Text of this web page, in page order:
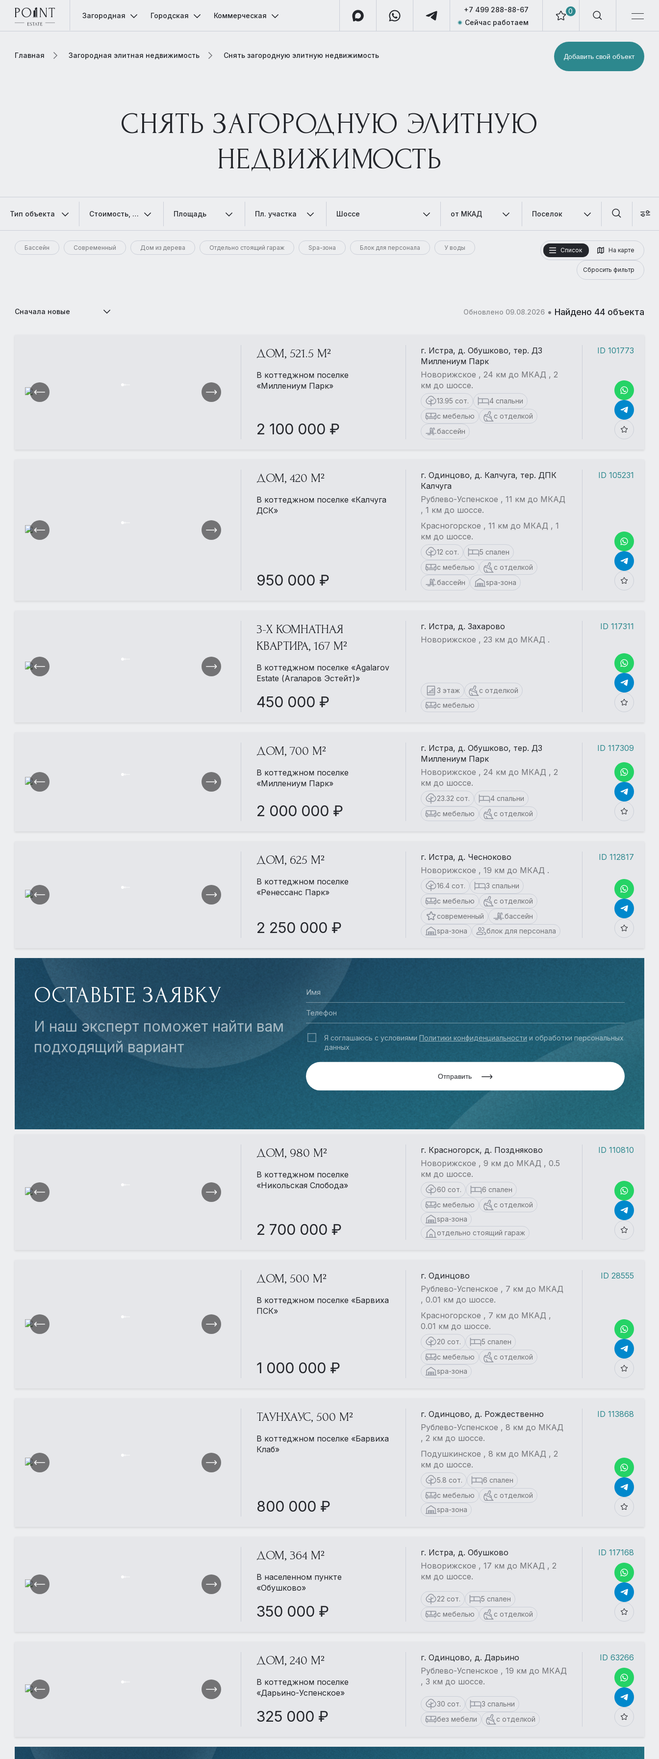
0
+7 499 288-88-67
Сейчас работаем
Загородная Городская Коммерческая
Главная Загородная элитная недвижимость Снять загородную элитную недвижимость Добавить свой объект
СНЯТЬ ЗАГОРОДНУЮ ЭЛИТНУЮ
НЕДВИЖИМОСТЬ
Тип объекта Стоимость, мес. Площадь Пл. участка Шоссе от МКАД Поселок
Бассейн Современный Дом из дерева Отдельно стоящий гараж Spa-зона Блок для персонала У воды Список На карте
Сбросить фильтр
Сначала новые Обновлено 09.08.2026 • Найдено 44 объекта
ДОМ, 521.5 М²
В коттеджном поселке
«Миллениум Парк»
2 100 000 ₽
г. Истра, д. Обушково, тер. ДЗ
Миллениум Парк
Новорижское , 24 км до МКАД , 2
км до шоссе.
13.95 сот.
4 спальни
с мебелью
с отделкой
бассейн
ID 101773
ДОМ, 420 М²
В коттеджном поселке «Калчуга
ДСК»
950 000 ₽
г. Одинцово, д. Калчуга, тер. ДПК
Калчуга
Рублево-Успенское , 11 км до МКАД
, 1 км до шоссе.
Красногорское , 11 км до МКАД , 1
км до шоссе.
12 сот.
5 спален
с мебелью
с отделкой
бассейн
spa-зона
ID 105231
3-Х КОМНАТНАЯ
КВАРТИРА, 167 М²
В коттеджном поселке «Agalarov
Estate (Агаларов Эстейт)»
450 000 ₽
г. Истра, д. Захарово
Новорижское , 23 км до МКАД .
3 этаж
с отделкой
с мебелью
ID 117311
ДОМ, 700 М²
В коттеджном поселке
«Миллениум Парк»
2 000 000 ₽
г. Истра, д. Обушково, тер. ДЗ
Миллениум Парк
Новорижское , 24 км до МКАД , 2
км до шоссе.
23.32 сот.
4 спальни
с мебелью
с отделкой
ID 117309
ДОМ, 625 М²
В коттеджном поселке
«Ренессанс Парк»
2 250 000 ₽
г. Истра, д. Чесноково
Новорижское , 19 км до МКАД .
16.4 сот.
3 спальни
с мебелью
с отделкой
современный
бассейн
spa-зона
блок для персонала
ID 112817
ОСТАВЬТЕ ЗАЯВКУ
И наш эксперт поможет найти вам
подходящий вариант
Я соглашаюсь с условиями Политики конфиденциальности и обработки персональных
данных
Отправить
ДОМ, 980 М²
В коттеджном поселке
«Никольская Слобода»
2 700 000 ₽
г. Красногорск, д. Поздняково
Новорижское , 9 км до МКАД , 0.5
км до шоссе.
60 сот.
6 спален
с мебелью
с отделкой
spa-зона
отдельно стоящий гараж
ID 110810
ДОМ, 500 М²
В коттеджном поселке «Барвиха
ПСК»
1 000 000 ₽
г. Одинцово
Рублево-Успенское , 7 км до МКАД
, 0.01 км до шоссе.
Красногорское , 7 км до МКАД ,
0.01 км до шоссе.
20 сот.
5 спален
с мебелью
с отделкой
spa-зона
ID 28555
ТАУНХАУС, 500 М²
В коттеджном поселке «Барвиха
Клаб»
800 000 ₽
г. Одинцово, д. Рождественно
Рублево-Успенское , 8 км до МКАД
, 2 км до шоссе.
Подушкинское , 8 км до МКАД , 2
км до шоссе.
5.8 сот.
6 спален
с мебелью
с отделкой
spa-зона
ID 113868
ДОМ, 364 М²
В населенном пункте
«Обушково»
350 000 ₽
г. Истра, д. Обушково
Новорижское , 17 км до МКАД , 2
км до шоссе.
22 сот.
5 спален
с мебелью
с отделкой
ID 117168
ДОМ, 240 М²
В коттеджном поселке
«Дарьино-Успенское»
325 000 ₽
г. Одинцово, д. Дарьино
Рублево-Успенское , 19 км до МКАД
, 3 км до шоссе.
30 сот.
3 спальни
без мебели
с отделкой
ID 63266